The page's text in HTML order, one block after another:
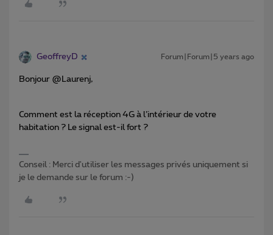
GeoffreyD Forum|Forum|5 years ago
Bonjour @Laurenj,
Comment est la réception 4G à l’intérieur de votre
habitation ? Le signal est-il fort ?
Conseil : Merci d'utiliser les messages privés uniquement si
je le demande sur le forum :-)